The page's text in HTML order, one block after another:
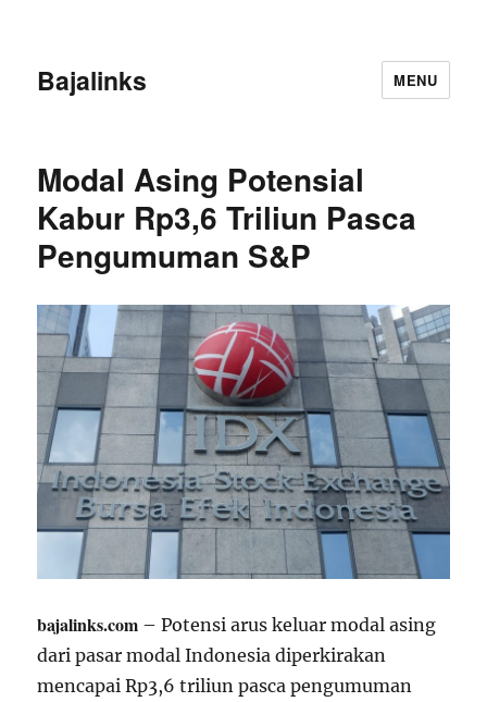
Bajalinks MENU
Modal Asing Potensial
Kabur Rp3,6 Triliun Pasca
Pengumuman S&P
bajalinks.com – Potensi arus keluar modal asing
dari pasar modal Indonesia diperkirakan
mencapai Rp3,6 triliun pasca pengumuman